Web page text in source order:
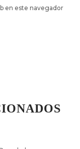
en este navegador